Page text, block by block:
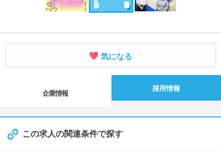
気になる
企業情報
採用情報
この求人の関連条件で探す